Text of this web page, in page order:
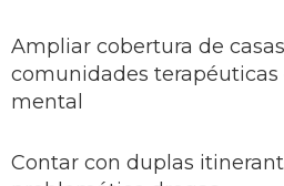
Ampliar cobertura de
comunidades terapéuticas
mental
Contar con duplas